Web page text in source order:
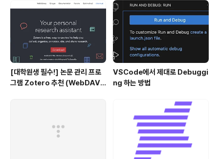
[대학원생 필수!] 논문 관리 프로
그램 Zotero 추천 (WebDAV
VSCode에서 제대로 Debuggi
ng 하는 방법